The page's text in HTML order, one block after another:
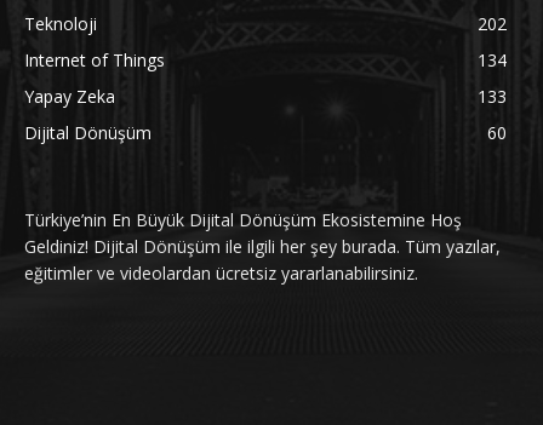
Teknoloji
202
Internet of Things
134
Yapay Zeka
133
Dijital Dönüşüm
60
Türkiye’nin En Büyük Dijital Dönüşüm Ekosistemine Hoş
Geldiniz! Dijital Dönüşüm ile ilgili her şey burada. Tüm yazılar,
eğitimler ve videolardan ücretsiz yararlanabilirsiniz.